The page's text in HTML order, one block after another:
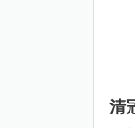
清